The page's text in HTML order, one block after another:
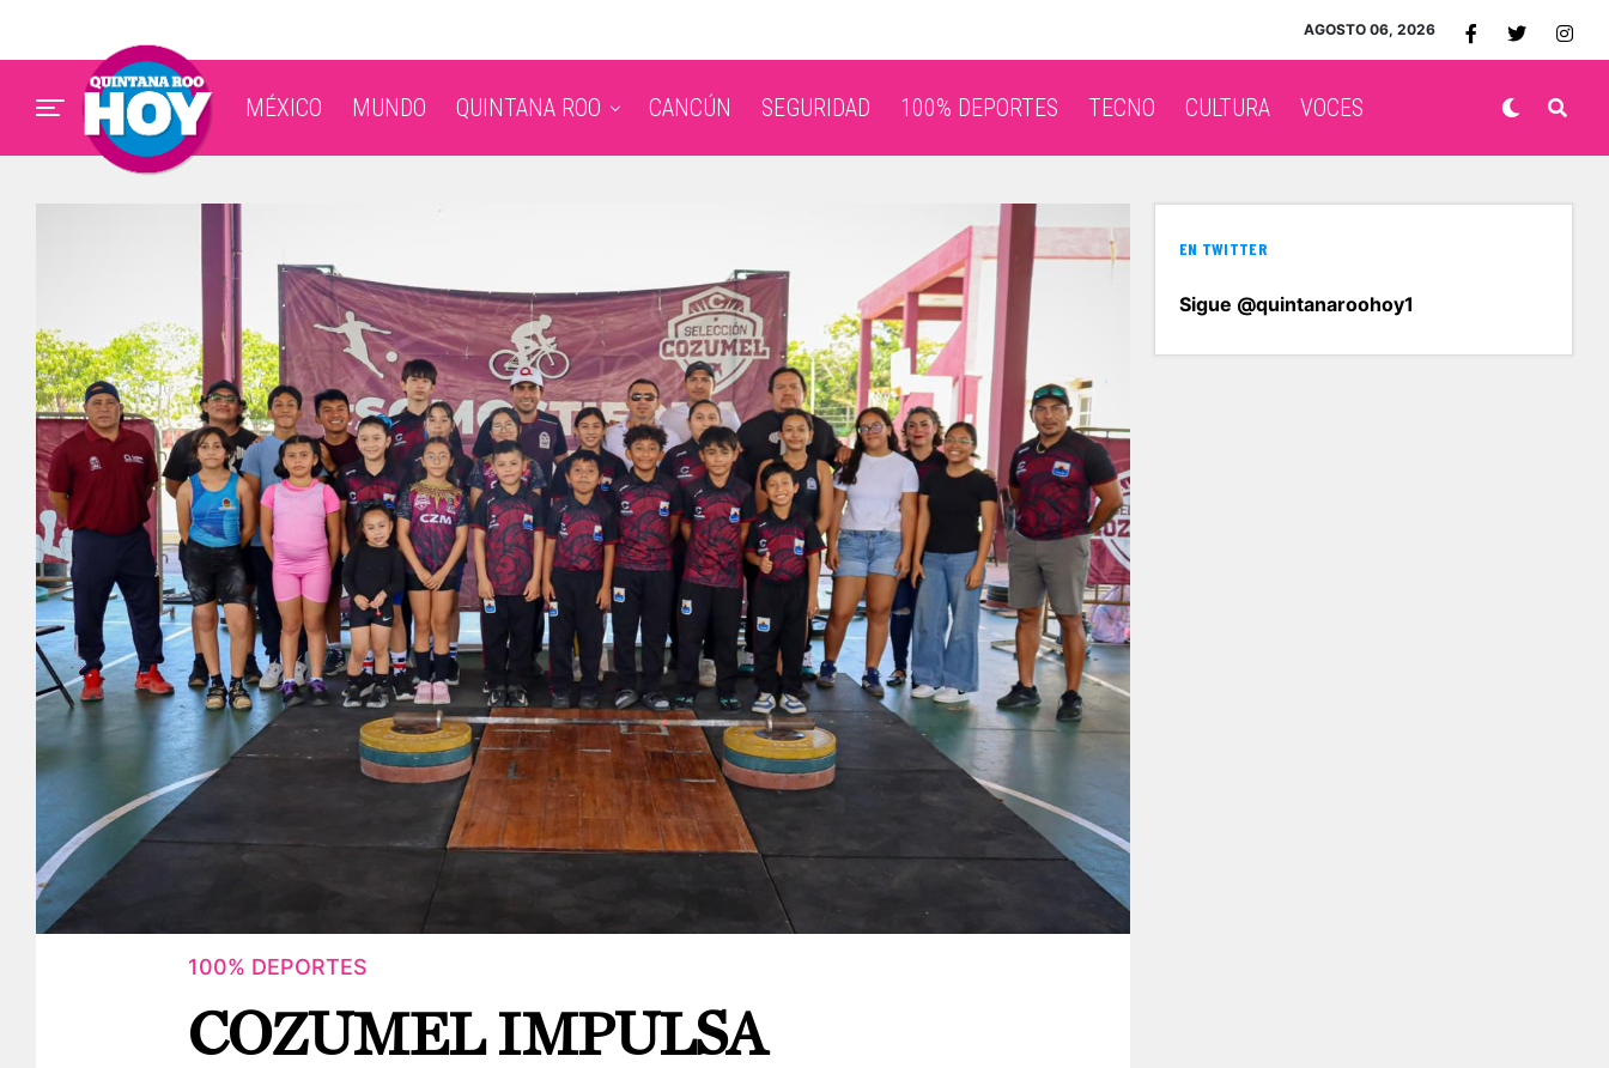
AGOSTO 06, 2026
MÉXICO MUNDO QUINTANA ROO CANCÚN SEGURIDAD 100% DEPORTES TECNO CULTURA VOCES
100% DEPORTES
COZUMEL IMPULSA
EN TWITTER
Sigue @quintanaroohoy1